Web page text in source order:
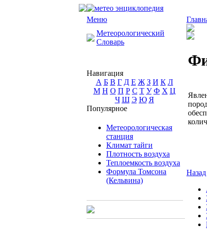
Меню
Метеорологический
Словарь
Навигация
А Б В Г Д Е Ж З И К Л
М Н О П Р С Т У Ф Х Ц
Ч Ш Э Ю Я
Популярное
Метеорологическая
станция
Климат тайги
Плотность воздуха
Теплоемкость воздуха
Формула Томсона
(Кельвина)
Назад